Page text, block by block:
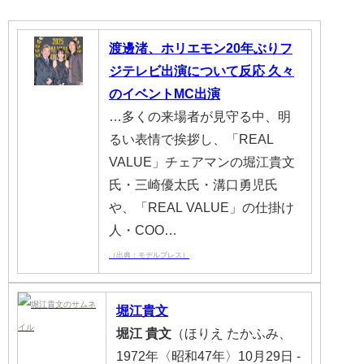
渡邊渚、ホリエモン20年ぶりフ
ジテレビ出演について反応 久々
のイベントMC出演
…多くの来場者が見守る中、明
るい表情で挨拶し、「REAL
VALUE」チェアマンの堀江貴文
氏・三崎優太氏・溝口勇児氏
や、「REAL VALUE」の仕掛け
人・COO…
（出典：モデルプレス）
堀江貴文
堀江 貴文 （ほりえ たかふみ、
1972年〈昭和47年〉10月29日 -